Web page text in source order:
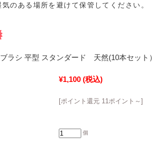
のある場所を避けて保管してください。
ラシ 平型 スタンダード 天然(10本セット）
¥1,100 (税込)
[ポイント還元 11ポイント～]
個